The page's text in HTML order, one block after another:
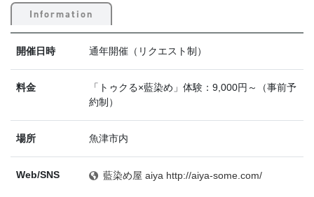
Information
開催日時 通年開催（リクエスト制）
料金
「トゥクる×藍染め」体験：9,000円～（事前予
約制）
場所 魚津市内
Web/SNS 藍染め屋 aiya http://aiya-some.com/